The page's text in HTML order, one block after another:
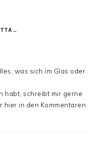
was sich im Glas oder
habt, schreibt mir gerne
in den Kommentaren.